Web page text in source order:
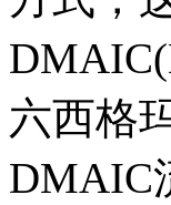
六西格
DMAIC